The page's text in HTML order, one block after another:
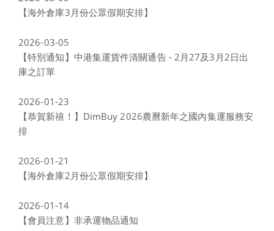
【海外倉庫3月份公眾假期安排】
2026-03-05
【特別通知】中港集運貨件清關通告 - 2月27及3月2日出
庫之訂單
2026-01-23
【恭賀新禧！】DimBuy 2026農曆新年之國內集運服務安
排
2026-01-21
【海外倉庫2月份公眾假期安排】
2026-01-14
【會員注意】非承運物品通知